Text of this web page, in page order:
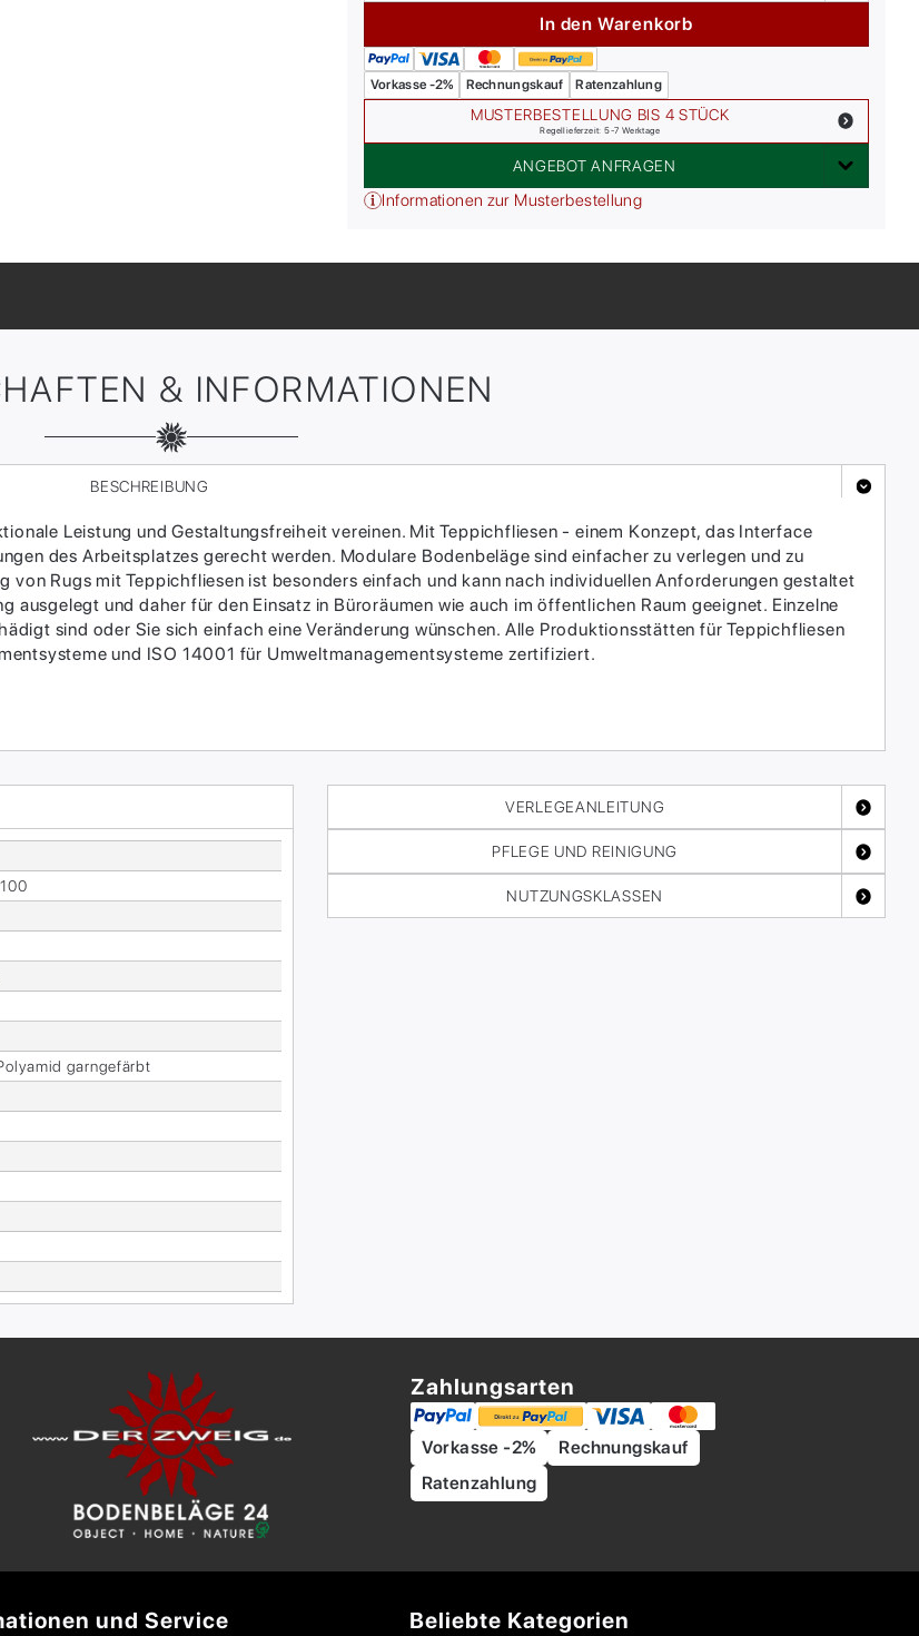
In den Warenkorb
Vorkasse -2% Rechnungskauf Ratenzahlung
MUSTERBESTELLUNG BIS 4 STÜCK
Regellieferzeit: 5-7 Werktage
ANGEBOT ANFRAGEN
Informationen zur Musterbestellung
& INFORMATIONEN
garn­ge­färbt
BESCHREIBUNG
Leistung und Gestaltungsfreiheit vereinen. Mit Teppichfliesen - einem Konzept, das Interface
des Arbeitsplatzes gerecht werden. Modulare Bodenbeläge sind einfacher zu verlegen und zu
von Rugs mit Teppichfliesen ist besonders einfach und kann nach individuellen Anforderungen gestaltet
ausgelegt und daher für den Einsatz in Büroräumen wie auch im öffentlichen Raum geeignet. Einzelne
sind oder Sie sich einfach eine Veränderung wünschen. Alle Produktionsstätten für Teppichfliesen
und ISO 14001 für Umweltmanagementsysteme zertifiziert.
VERLEGEANLEITUNG
PFLEGE UND REINIGUNG
NUTZUNGSKLASSEN
Zahlungsarten
Vorkasse -2%
Rechnungskauf
Ratenzahlung
und Service Beliebte Kategorien